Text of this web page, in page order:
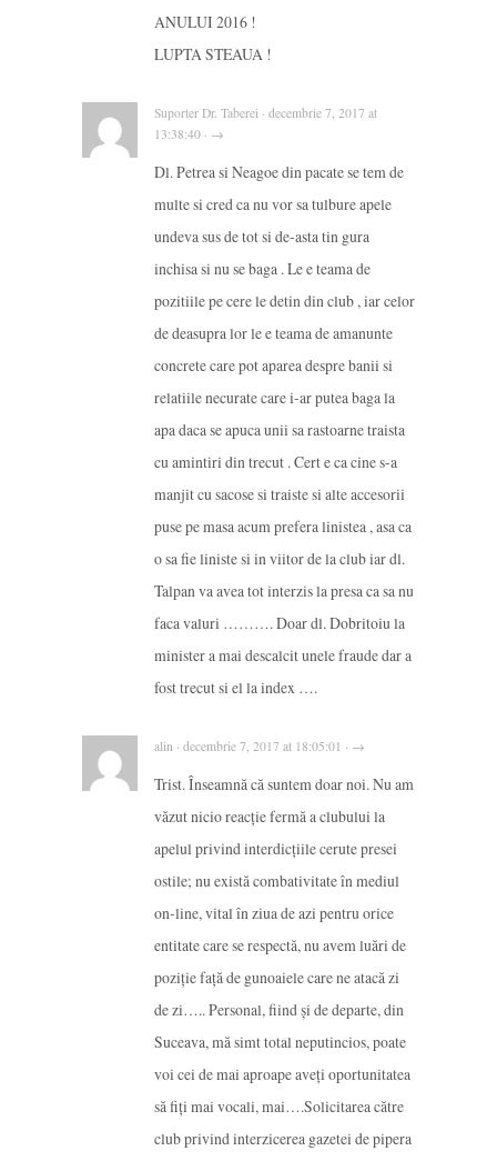
ANULUI 2016 !
LUPTA STEAUA !
Suporter Dr. Taberei · decembrie 7, 2017 at
13:38:40 · →
Dl. Petrea si Neagoe din pacate se tem de
multe si cred ca nu vor sa tulbure apele
undeva sus de tot si de-asta tin gura
inchisa si nu se baga . Le e teama de
pozitiile pe cere le detin din club , iar celor
de deasupra lor le e teama de amanunte
concrete care pot aparea despre banii si
relatiile necurate care i-ar putea baga la
apa daca se apuca unii sa rastoarne traista
cu amintiri din trecut . Cert e ca cine s-a
manjit cu sacose si traiste si alte accesorii
puse pe masa acum prefera linistea , asa ca
o sa fie liniste si in viitor de la club iar dl.
Talpan va avea tot interzis la presa ca sa nu
faca valuri ………. Doar dl. Dobritoiu la
minister a mai descalcit unele fraude dar a
fost trecut si el la index ….
alin · decembrie 7, 2017 at 18:05:01 · →
Trist. Înseamnă că suntem doar noi. Nu am
văzut nicio reacţie fermă a clubului la
apelul privind interdicţiile cerute presei
ostile; nu există combativitate în mediul
on-line, vital în ziua de azi pentru orice
entitate care se respectă, nu avem luări de
poziţie faţă de gunoaiele care ne atacă zi
de zi….. Personal, fiind şi de departe, din
Suceava, mă simt total neputincios, poate
voi cei de mai aproape aveţi oportunitatea
să fiţi mai vocali, mai….Solicitarea către
club privind interzicerea gazetei de pipera